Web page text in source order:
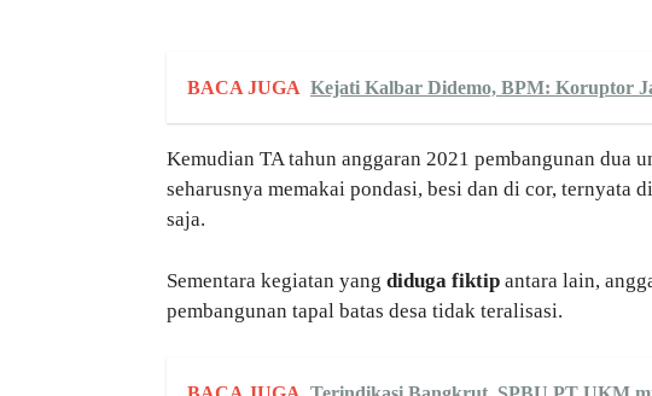
BACA JUGA Kejati Kalbar Didemo, BPM: Koruptor
Kemudian TA tahun anggaran 2021 pembangunan dua
seharusnya memakai pondasi, besi dan di cor, ternyata
saja.
Sementara kegiatan yang diduga fiktip antara lain,
pembangunan tapal batas desa tidak teralisasi.